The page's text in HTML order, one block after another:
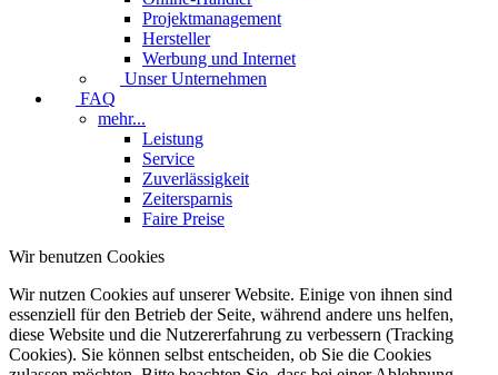
Projektmanagement
Hersteller
Werbung und Internet
Unser Unternehmen
FAQ
mehr...
Leistung
Service
Zuverlässigkeit
Zeitersparnis
Faire Preise
Wir benutzen Cookies
Wir nutzen Cookies auf unserer Website. Einige von ihnen sind
essenziell für den Betrieb der Seite, während andere uns helfen,
diese Website und die Nutzererfahrung zu verbessern (Tracking
Cookies). Sie können selbst entscheiden, ob Sie die Cookies